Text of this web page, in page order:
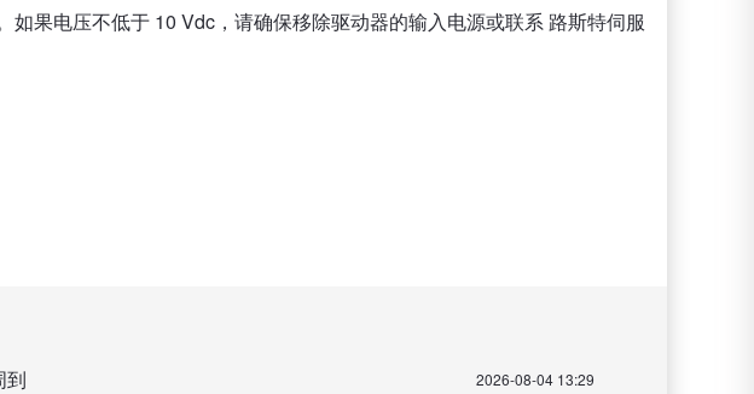
如果电压不低于 10 Vdc，请确保移除驱动器的输入电源或联系 路斯特伺服
到 2026-08-04 13:29